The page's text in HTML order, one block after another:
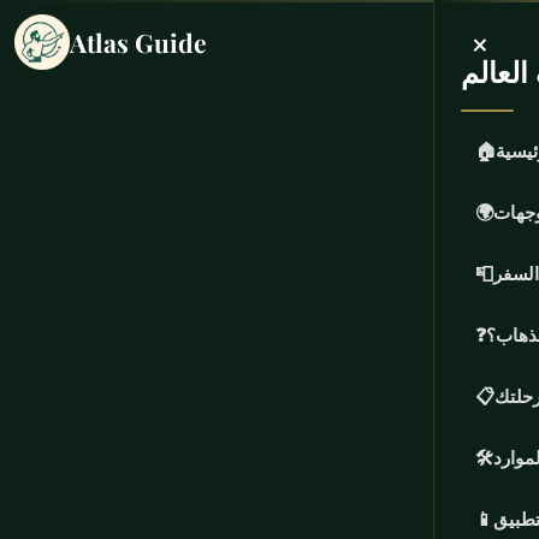
Atlas Guide ×
🏠
🌍
📮
❓
📋
🛠️
📱